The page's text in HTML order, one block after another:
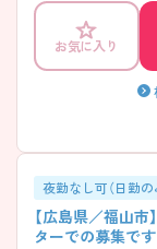
めプライベートの予
は、面接のポイン
お気に入り
夜勤なし可（日勤の
【広島県／福山
ターでの募集で